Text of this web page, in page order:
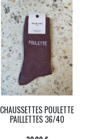
CHAUSSETTES POULETTE
PAILLETTES 36/40